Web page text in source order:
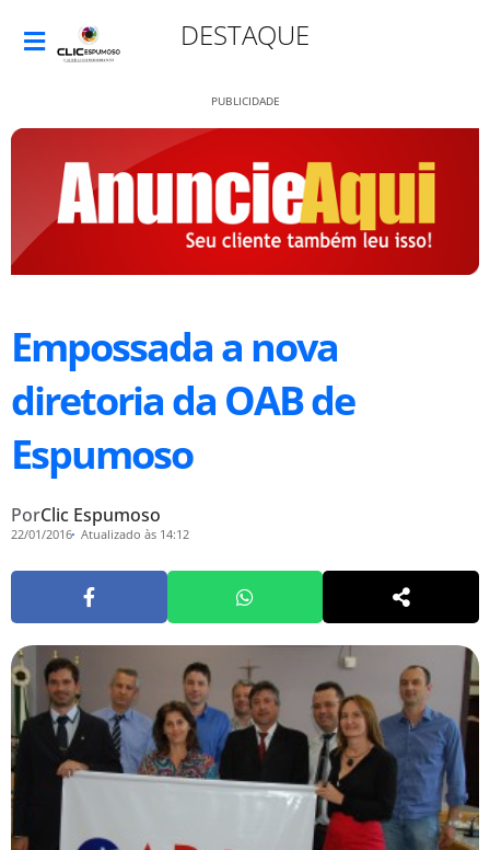
DESTAQUE
PUBLICIDADE
Empossada a nova
diretoria da OAB de
Espumoso
PorClic Espumoso
22/01/2016 Atualizado às 14:12